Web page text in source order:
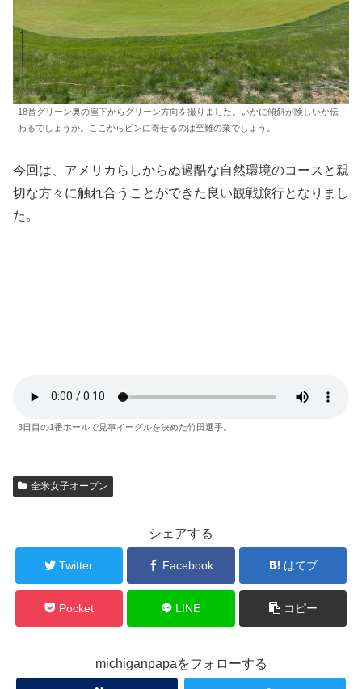
18番グリーン奥の崖下からグリーン方向を撮りました。いかに傾斜が険しいか伝
わるでしょうか。ここからピンに寄せるのは至難の業でしょう。
今回は、アメリカらしからぬ過酷な自然環境のコースと親
切な方々に触れ合うことができた良い観戦旅行となりまし
た。
3日目の1番ホールで見事イーグルを決めた竹田選手。
全米女子オープン
シェアする
Twitter Facebook はてブ
Pocket LINE コピー
michiganpapaをフォローする